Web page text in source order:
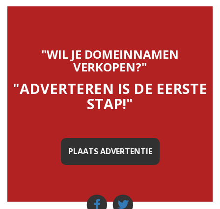
"WIL JE DOMEINNAMEN
VERKOPEN?"
"ADVERTEREN IS DE EERSTE
STAP!"
PLAATS ADVERTENTIE